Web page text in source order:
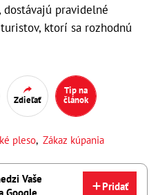
dostávajú pravidelné
ktorí sa rozhodnú
Zdieľať
Tip na
článok
pleso, Zákaz kúpania
Vaše
Pridať